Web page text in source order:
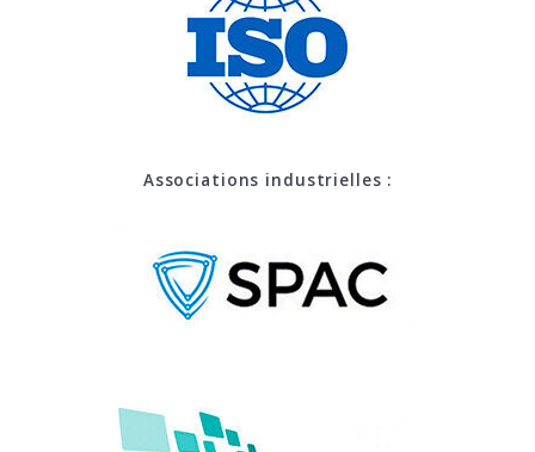
Associations industrielles :